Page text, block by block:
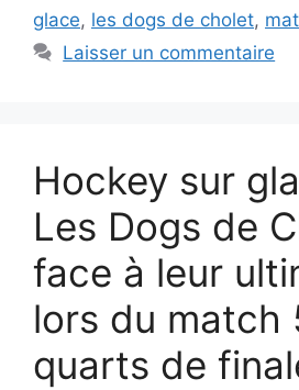
glace, les dogs de cholet,
Laisser un commentaire
Hockey sur
Les Dogs de
face à leur
lors du match
quarts de